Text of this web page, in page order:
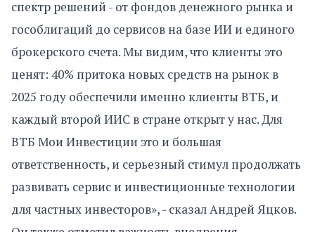
спектр решений - от фондов денежного рынка и
гособлигаций до сервисов на базе ИИ и единого
брокерского счета. Мы видим, что клиенты это
ценят: 40% притока новых средств на рынок в
2025 году обеспечили именно клиенты ВТБ, и
каждый второй ИИС в стране открыт у нас. Для
ВТБ Мои Инвестиции это и большая
ответственность, и серьезный стимул продолжать
развивать сервис и инвестиционные технологии
для частных инвесторов», - сказал Андрей Яцков.